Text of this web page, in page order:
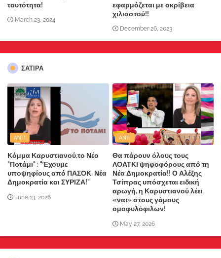
ταυτότητα!
March 23, 2024
εφαρμόζεται με ακρίβεια
χιλιοστού!!
December 26, 2023
ΣΑΤΙΡΑ
ANTI
Κόμμα Καρυστιανού,το Νέο
"Ποτάμι" : "Έχουμε
υποψηφίους από ΠΑΣΟΚ, Νέα
Δημοκρατία και ΣΥΡΙΖΑ!"
June 13, 2026
ANTI
Θα πάρουν όλους τους
ΛΟΑΤΚΙ ψηφοφόρους από τη
Νέα Δημοκρατία!! Ο Αλέξης
Τσίπρας υπόσχεται ειδική
αρωγή, η Καρυστιανού λέει
«ναι» στους γάμους
ομοφυλόφιλων!
May 27, 2026